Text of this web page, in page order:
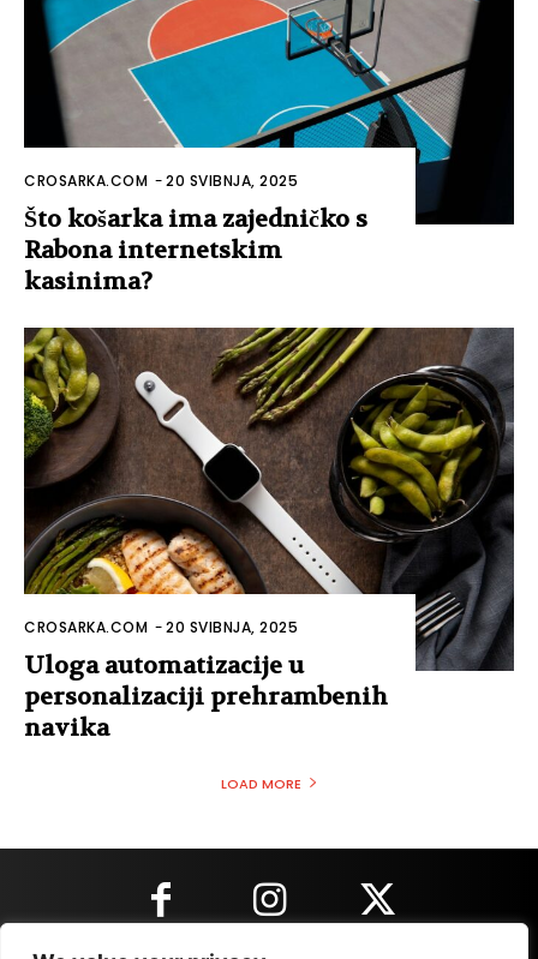
CROSARKA.COM -20 SVIBNJA, 2025
Što košarka ima zajedničko s
Rabona internetskim
kasinima?
CROSARKA.COM -20 SVIBNJA, 2025
Uloga automatizacije u
personalizaciji prehrambenih
navika
LOAD MORE